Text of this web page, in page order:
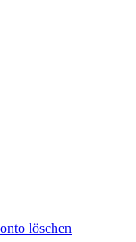
löschen